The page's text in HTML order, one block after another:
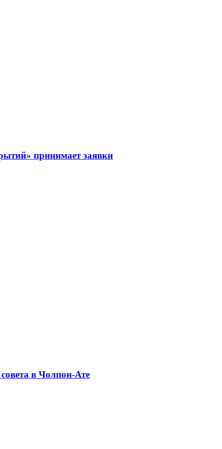
принимает заявки
в Чолпон-Ате